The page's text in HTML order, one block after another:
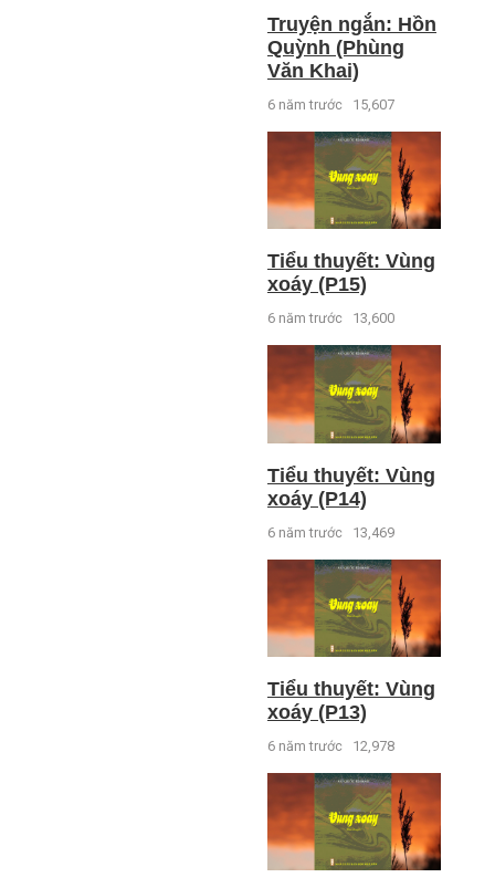
Truyện ngắn: Hồn
Quỳnh (Phùng
Văn Khai)
6 năm trước 15,607
Tiểu thuyết: Vùng
xoáy (P15)
6 năm trước 13,600
Tiểu thuyết: Vùng
xoáy (P14)
6 năm trước 13,469
Tiểu thuyết: Vùng
xoáy (P13)
6 năm trước 12,978